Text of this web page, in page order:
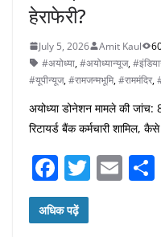
हेराफेरी?
July 5, 2026 Amit Kaul
#अयोध्या,#अयोध्यान्यूज,
#यूपीन्यूज,#रामजन्मभूमि,#राममंदिर,
अयोध्या डोनेशन मामले की जांच:
रिटायर्ड बैंक कर्मचारी शामिल,
F
a
c
T E
अधिक पढ़ें